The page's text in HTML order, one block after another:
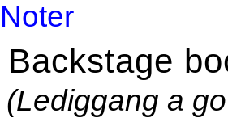
Noter
Backstage
(Lediggang a